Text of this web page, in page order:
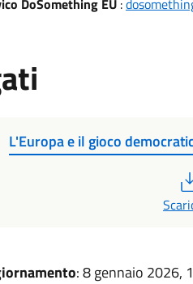
DoSomething EU:
L'Europa e il gioco
: 8 gennaio 2026,